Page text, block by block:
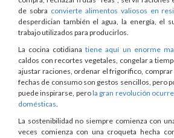
de sobra convierte alimentos valiosos en
desperdician también el agua, la energía, el
trabajo utilizados para producirlos.
La cocina cotidianatiene aquí un enorme
caldos con recortes vegetales, congelar a
ajustar raciones, ordenar el frigorífico,
fechas de consumo son gestos sencillos, pero
puede inspirarse, perola gran revolución
domésticas
La sostenibilidad no siempre comienza con
veces comienza con una croqueta hecha